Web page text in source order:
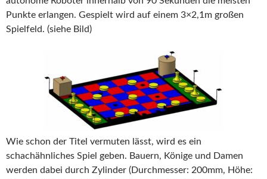
Punkte erlangen. Gespielt wird auf einem 3×2,1m großen
Spielfeld. (siehe Bild)
Wie schon der Titel vermuten lässt, wird es ein
schachähnliches Spiel geben. Bauern, Könige und Damen
werden dabei durch Zylinder (Durchmesser: 200mm, Höhe: